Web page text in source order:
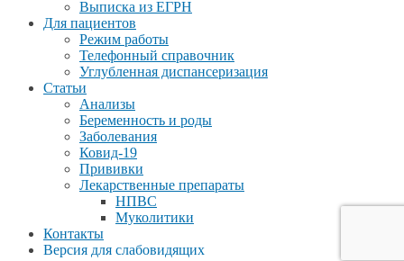
Выписка из ЕГРН
Для пациентов
Режим работы
Телефонный справочник
Углубленная диспансеризация
Статьи
Анализы
Беременность и роды
Заболевания
Ковид-19
Прививки
Лекарственные препараты
НПВС
Муколитики
Контакты
Версия для слабовидящих